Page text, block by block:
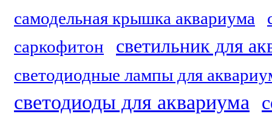
самодельная крышка аквариума
саркофитон
светильник для
светодиодные лампы для
светодиоды для аквариума